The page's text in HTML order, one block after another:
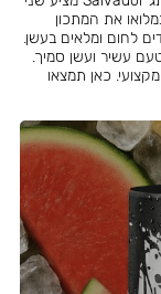
את המתכון
עשיר ועשן סמיך.
כאן תמצאו